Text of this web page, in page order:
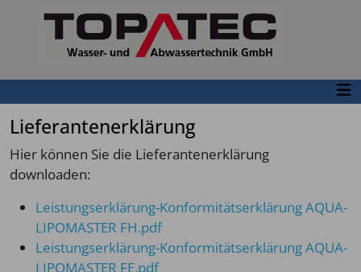
Lieferantenerklärung
Hier können Sie die Lieferantenerklärung
downloaden:
Leistungserklärung-Konformitätserklärung AQUA-
LIPOMASTER FH.pdf
Leistungserklärung-Konformitätserklärung AQUA-
LIPOMASTER FE.pdf